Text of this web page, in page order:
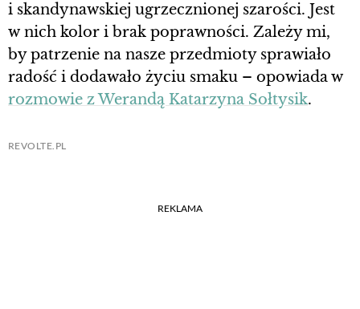
i skandynawskiej ugrzecznionej szarości. Jest
w nich kolor i brak poprawności. Zależy mi,
by patrzenie na nasze przedmioty sprawiało
radość i dodawało życiu smaku – opowiada w
rozmowie z Werandą Katarzyna Sołtysik.
REVOLTE.PL
REKLAMA